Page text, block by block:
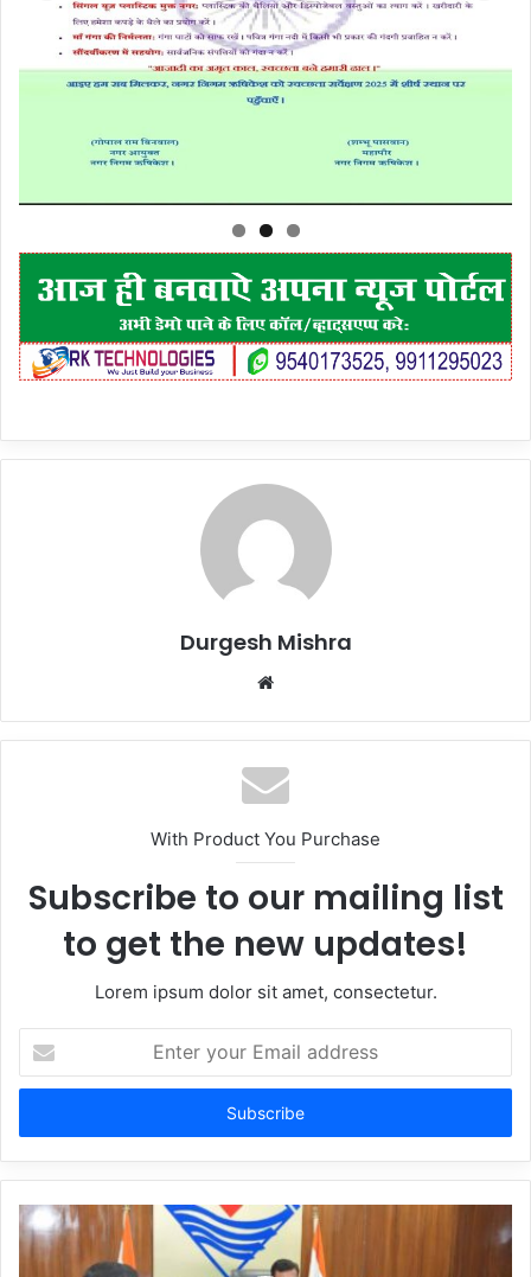
Durgesh Mishra
Website
With Product You Purchase
Subscribe to our mailing list
to get the new updates!
Lorem ipsum dolor sit amet, consectetur.
your
Email